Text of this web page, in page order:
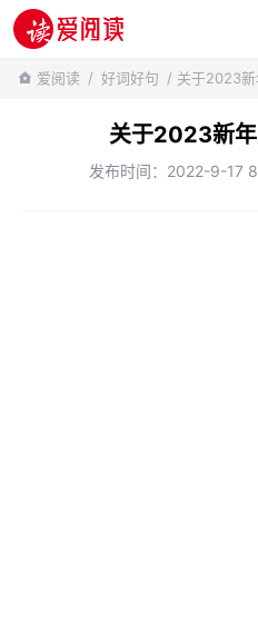
百科知识
爱阅读 / 好词好句 / 关于2023
关于2023新
发布时间：2022-9-17